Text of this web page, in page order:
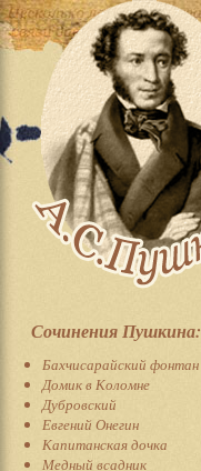
Сочинения Пушкина:
Бахчисарайский фонтан
Домик в Коломне
Дубровский
Евгений Онегин
Капитанская дочка
Медный всадник